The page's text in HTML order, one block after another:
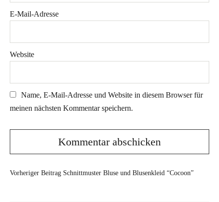
E-Mail-Adresse
Website
Name, E-Mail-Adresse und Website in diesem Browser für
meinen nächsten Kommentar speichern.
Vorheriger Beitrag Schnittmuster Bluse und Blusenkleid “Cocoon”